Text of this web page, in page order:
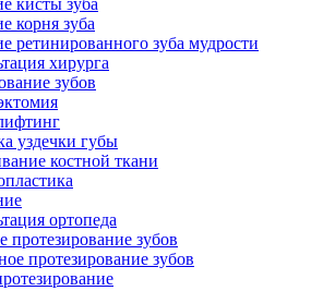
кисты зуба
корня зуба
ретинированного зуба мудрости
хирурга
зубов
уздечки губы
костной ткани
ортопеда
протезирование зубов
протезирование зубов